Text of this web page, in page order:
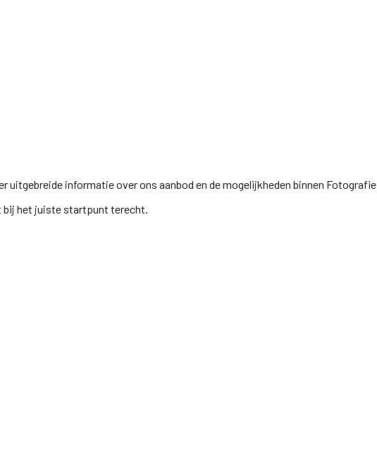
uitgebreide informatie over ons aanbod en de mogelijkheden binnen Fotografie.
bij het juiste startpunt terecht.